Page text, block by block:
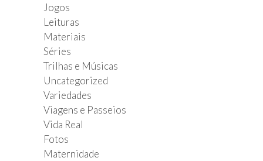
Jogos
Leituras
Materiais
Séries
Trilhas e Músicas
Uncategorized
Variedades
Viagens e Passeios
Vida Real
Fotos
Maternidade